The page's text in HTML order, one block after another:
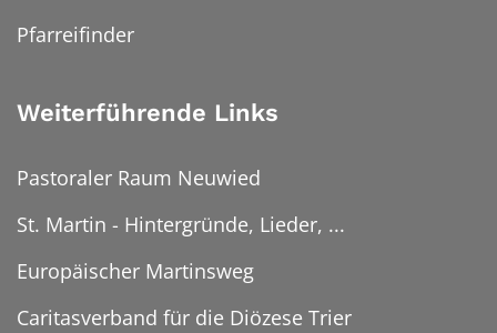
Pfarreifinder
Weiterführende Links
Pastoraler Raum Neuwied
St. Martin - Hintergründe, Lieder, ...
Europäischer Martinsweg
Caritasverband für die Diözese Trier